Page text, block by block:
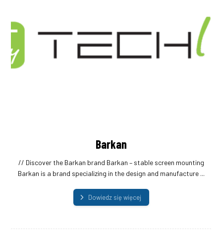
Barkan
// Discover the Barkan brand Barkan – stable screen mounting
Barkan is a brand specializing in the design and manufacture ...
Dowiedz się więcej